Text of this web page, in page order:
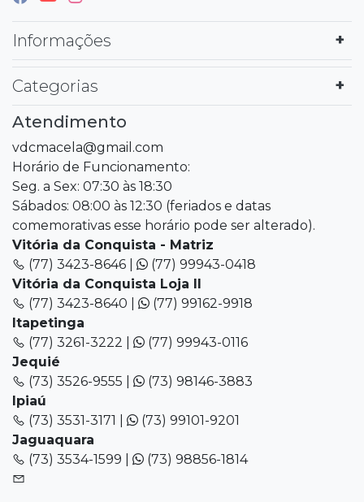
Informações
Categorias
Atendimento
vdcmacela@gmail.com
Horário de Funcionamento:
Seg. a Sex: 07:30 às 18:30
Sábados: 08:00 às 12:30 (feriados e datas
comemorativas esse horário pode ser alterado).
Vitória da Conquista - Matriz
(77) 3423-8646 |
(77) 99943-0418
Vitória da Conquista Loja II
(77) 3423-8640 |
(77) 99162-9918
Itapetinga
(77) 3261-3222 |
(77) 99943-0116
Jequié
(73) 3526-9555 |
(73) 98146-3883
Ipiaú
(73) 3531-3171 |
(73) 99101-9201
Jaguaquara
(73) 3534-1599 |
(73) 98856-1814